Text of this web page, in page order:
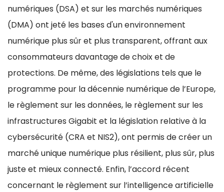
numériques (DSA) et sur les marchés numériques
(DMA) ont jeté les bases d'un environnement
numérique plus sûr et plus transparent, offrant aux
consommateurs davantage de choix et de
protections. De même, des législations tels que le
programme pour la décennie numérique de l’Europe,
le règlement sur les données, le règlement sur les
infrastructures Gigabit et la législation relative à la
cybersécurité (CRA et NIS2), ont permis de créer un
marché unique numérique plus résilient, plus sûr, plus
juste et mieux connecté. Enfin, l’accord récent
concernant le règlement sur l’intelligence artificielle